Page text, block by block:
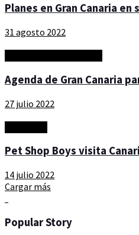
Planes en Gran Canaria
31 agosto 2022
Agenda de Gran Canaria
27 julio 2022
Pet Shop Boys visita
14 julio 2022
Cargar más
Popular Story